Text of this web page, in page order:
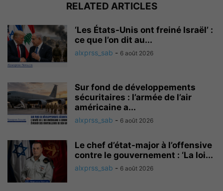
RELATED ARTICLES
‘Les États-Unis ont freiné Israël’ :
ce que l’on dit au...
alxprss_sab - 6 août 2026
Sur fond de développements
sécuritaires : l’armée de l’air
américaine a...
alxprss_sab - 6 août 2026
Le chef d’état-major à l’offensive
contre le gouvernement : ‘La loi...
alxprss_sab - 6 août 2026